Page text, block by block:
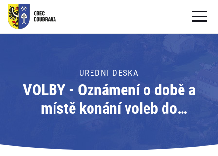
OBECNÍ ÚŘAD
PRO OBČANY
Formuláře ke stažení
PRO TURISTY
ÚŘEDNÍ DESKA
VOLBY - Oznámení o době a
místě konání voleb do
Parlamentu České republiky ve